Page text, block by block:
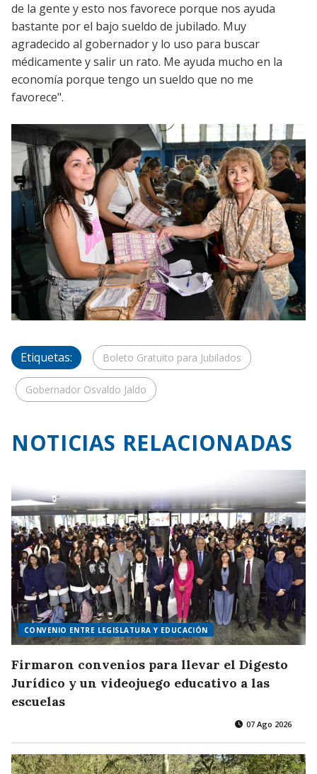
de la gente y esto nos favorece porque nos ayuda
bastante por el bajo sueldo de jubilado. Muy
agradecido al gobernador y lo uso para buscar
médicamente y salir un rato. Me ayuda mucho en la
economía porque tengo un sueldo que no me
favorece".
Etiquetas: Boleto Gratuito para Jubilados
Gobernador Osvaldo Jaldo
NOTICIAS RELACIONADAS
CONVENIO ENTRE LEGISLATURA Y EDUCACIÓN
Firmaron convenios para llevar el Digesto
Jurídico y un videojuego educativo a las
escuelas
07 Ago 2026